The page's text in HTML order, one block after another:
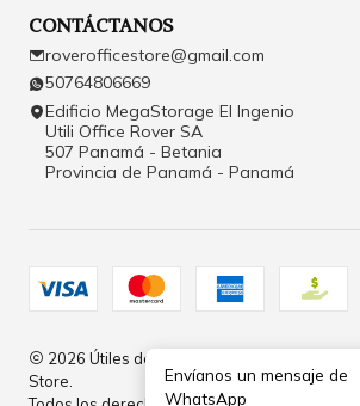
CONTÁCTANOS
roverofficestore@gmail.com
50764806669
Edificio MegaStorage El Ingenio
Utili Office Rover SA
507 Panamá - Betania
Provincia de Panamá - Panamá
2026 Útiles de Oficina y Papelería en
Store.
Envíanos un mensaje de
WhatsApp